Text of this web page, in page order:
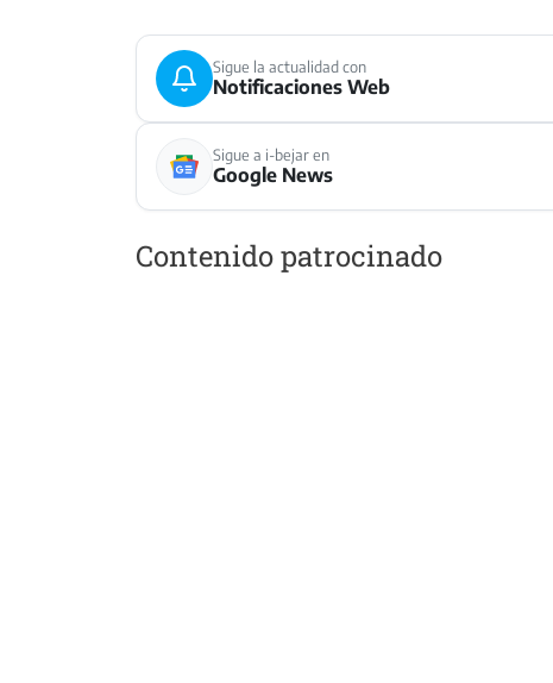
Sigue la actualidad con
Notificaciones Web
Sigue a i-bejar en
Google News
Contenido patrocinado